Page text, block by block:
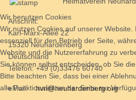
Anschrift:
Karl-Marx-Allee 22
15320 Neuhardenberg
Deutschland
Telefon: +49 (0)33476 60740
eMail:hvn@neuhardenberg.org
Wir benutzen Cookies
Wir nutzen Cookies auf unserer Website.
essenziell für den Betrieb der Seite,
Website und die Nutzererfahrung zu
Sie können selbst entscheiden, ob Sie
Bitte beachten Sie, dass bei einer
alle Funktionalitäten der Seite zur